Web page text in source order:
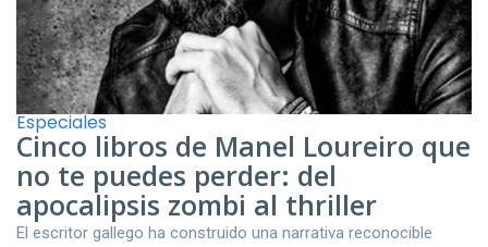
Especiales
Cinco libros de Manel Loureiro que
no te puedes perder: del
apocalipsis zombi al thriller
El escritor gallego ha construido una narrativa reconocible